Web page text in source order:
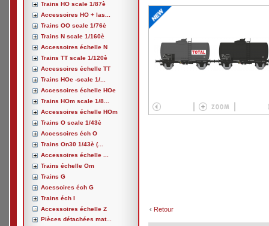
Trains HO scale 1/87è
Accessoires HO + las...
Trains OO scale 1/76è
Trains N scale 1/160è
Accessoires échelle N
Trains TT scale 1/120è
Accessoires échelle TT
Trains HOe -scale 1/...
Accessoires échelle HOe
Trains HOm scale 1/8...
Accessoires échelle HOm
Trains O scale 1/43è
Accessoires éch O
Trains On30 1/43è (...
Accessoires échelle ...
Trains échelle Om
Trains G
Acessoires éch G
Trains éch I
Accessoires échelle Z
Pièces détachées mat...
‹ Retour